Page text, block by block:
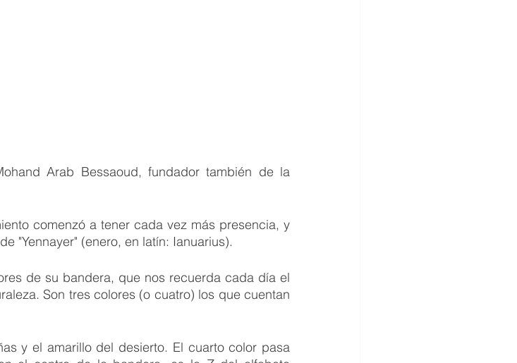
Arab Bessaoud, fundador también de la
comenzó a tener cada vez más presencia, y
"Yennayer" (enero, en latín: Ianuarius).
de su bandera, que nos recuerda cada día el
Son tres colores (o cuatro) los que cuentan
y el amarillo del desierto. El cuarto color pasa